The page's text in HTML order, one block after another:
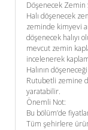
Döşenecek Zemin
Halı döşenecek
zeminde kimyevi
döşenecek halıyı
mevcut zemin
incelenerek
Halının
Rutubetli zemine
yaratabilir.
Önemli Not:
Bu bölüm’de
Tüm şehirlere